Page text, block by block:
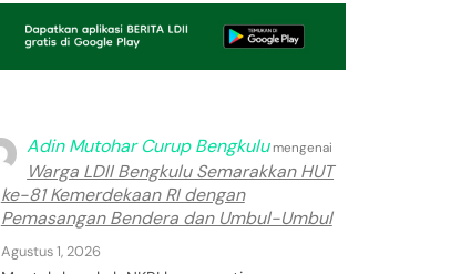
Adin Mutohar Curup Bengkulumengenai
Warga LDII Bengkulu Semarakkan HUT
ke-81 Kemerdekaan RI dengan
Pemasangan Bendera dan Umbul-Umbul
Agustus 1, 2026